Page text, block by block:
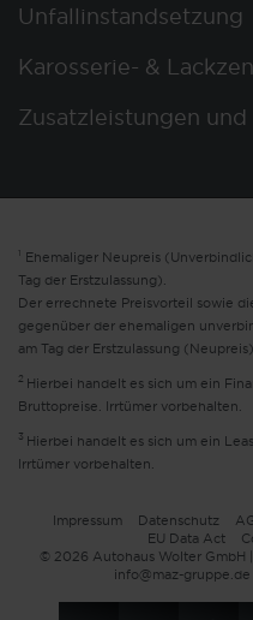
Unfallinstandsetzung
Karosserie- &
Zusatzleistungen
1 Ehemaliger Neupreis
Tag der Erstzulassung).
Der errechnete Preisvorteil sowie
gegenüber der ehemaligen
am Tag der Erstzulassung (Neupreis).
2 Hierbei handelt es sich um ein
Bruttopreise. Irrtümer vorbehalten.
3 Hierbei handelt es sich um ein
Irrtümer vorbehalten.
Impressum Datenschutz
EU Data Act
© 2026 Autohaus Wolter GmbH
info@maz-gruppe.de